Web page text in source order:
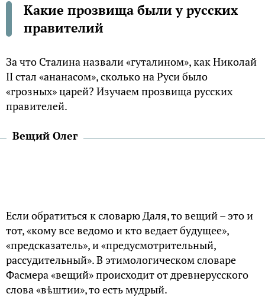
Какие прозвища были у русских
правителий
За что Сталина назвали «гуталином», как Николай
II стал «ананасом», сколько на Руси было
«грозных» царей? Изучаем прозвища русских
правителей.
Вещий Олег
Если обратиться к словарю Даля, то вещий – это и
тот, «кому все ведомо и кто ведает будущее»,
«предсказатель», и «предусмотрительный,
рассудительный». В этимологическом словаре
Фасмера «вещий» происходит от древнерусского
слова «вѣштии», то есть мудрый.